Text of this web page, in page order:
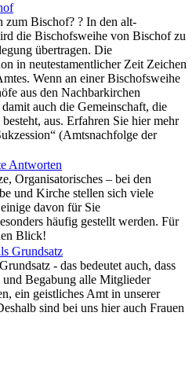
zum Bischof? ? In den alt-
die Bischofsweihe von Bischof zu
übertragen. Die
in neutestamentlicher Zeit Zeichen
Wenn an einer Bischofsweihe
aus den Nachbarkirchen
auch die Gemeinschaft, die
aus. Erfahren Sie hier mehr
(Amtsnachfolge der
Antworten
Organisatorisches – bei den
und Kirche stellen sich viele
davon für Sie
häufig gestellt werden. Für
Blick!
Grundsatz
- das bedeutet auch, dass
Begabung alle Mitglieder
ein geistliches Amt in unserer
sind bei uns hier auch Frauen